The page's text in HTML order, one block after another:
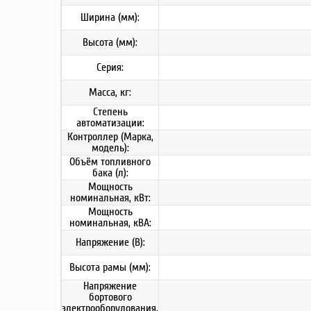
Ширина (мм):
Высота (мм):
Серия:
Масса, кг:
Степень
автоматизации:
Контроллер (Марка,
модель):
Объём топливного
бака (л):
Мощность
номинальная, кВт:
Мощность
номинальная, кВА:
Напряжение (В):
Высота рамы (мм):
Напряжение
бортового
электрооборудования,